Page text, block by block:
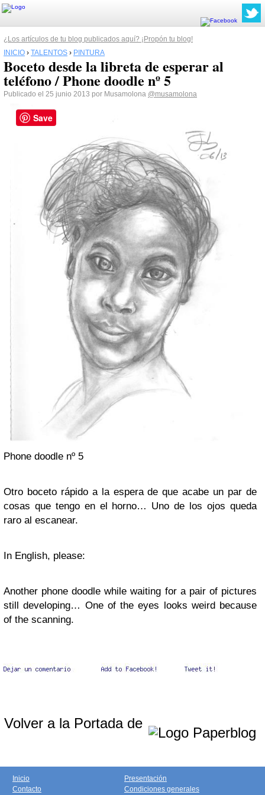
¿Los artículos de tu blog publicados aquí? ¡Propón tu blog!
INICIO › TALENTOS › PINTURA
Boceto desde la libreta de esperar al
teléfono / Phone doodle nº 5
Publicado el 25 junio 2013 por Musamolona @musamolona
Phone doodle nº 5
Otro boceto rápido a la espera de que acabe un par de
cosas que tengo en el horno… Uno de los ojos queda
raro al escanear.
In English, please:
Another phone doodle while waiting for a pair of pictures
still developing… One of the eyes looks weird because
of the scanning.
Volver a la Portada de
Inicio
Contacto
Presentación
Condiciones generales
Save